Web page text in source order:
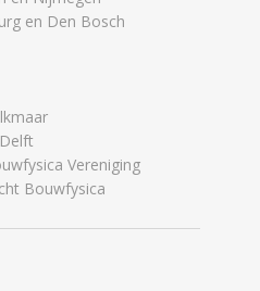
en Den Bosch
Vereniging
Bouwfysica